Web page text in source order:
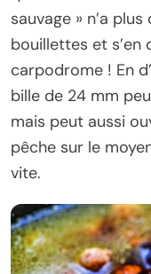
sauvage » n’a
bouillettes et s’en
carpodrome ! En
bille de 24 mm
mais peut aussi
pêche sur le
vite.